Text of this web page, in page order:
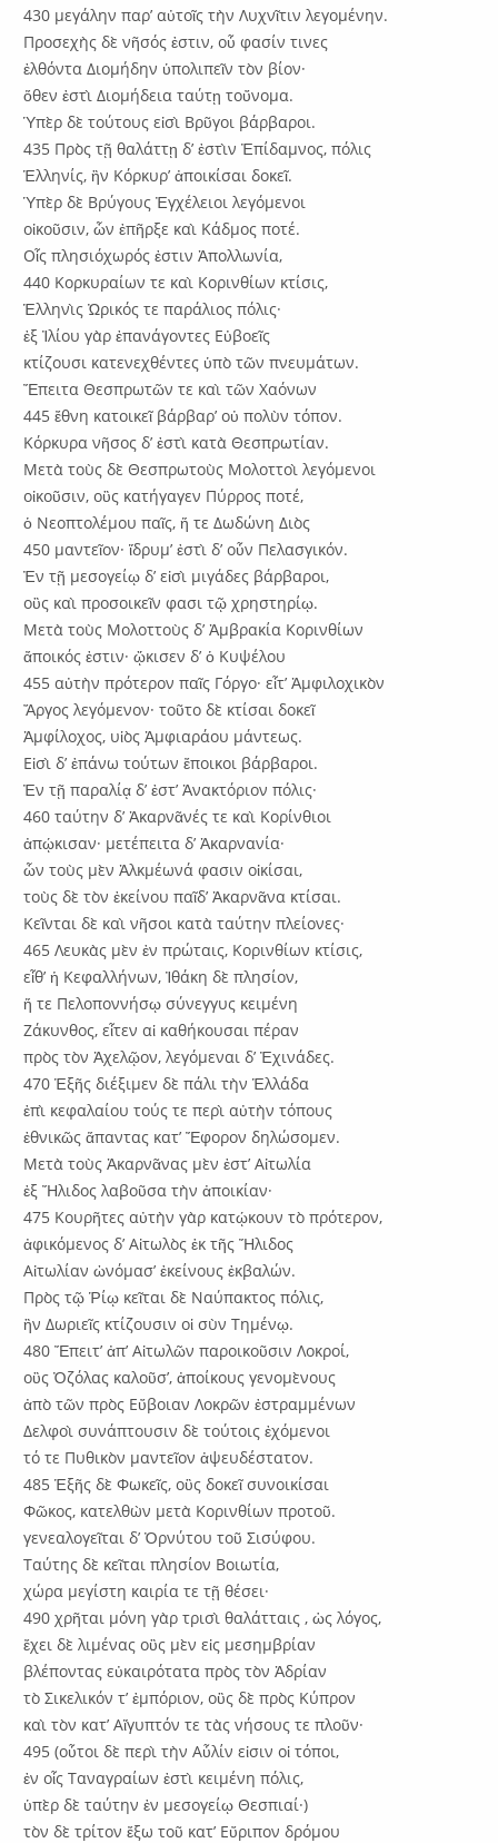
430 μεγάλην παρ’ αὐτοῖς τὴν Λυχνῖτιν λεγομένην.
Προσεχὴς δὲ νῆσός ἐστιν, οὗ φασίν τινες
ἐλθόντα Διομήδην ὑπολιπεῖν τὸν βίον·
ὅθεν ἐστὶ Διομήδεια ταύτῃ τοὔνομα.
Ὑπὲρ δὲ τούτους εἰσὶ Βρῦγοι βάρβαροι.
435 Πρὸς τῇ θαλάττῃ δ’ ἐστὶν Ἐπίδαμνος, πόλις
Ἑλληνίς, ἣν Κόρκυρ’ ἀποικίσαι δοκεῖ.
Ὑπὲρ δὲ Βρύγους Ἐγχέλειοι λεγόμενοι
οἰκοῦσιν, ὧν ἐπῆρξε καὶ Κάδμος ποτέ.
Οἷς πλησιόχωρός ἐστιν Ἀπολλωνία,
440 Κορκυραίων τε καὶ Κορινθίων κτίσις,
Ἑλληνὶς Ὠρικός τε παράλιος πόλις·
ἐξ Ἰλίου γὰρ ἐπανάγοντες Εὐβοεῖς
κτίζουσι κατενεχθέντες ὑπὸ τῶν πνευμάτων.
Ἔπειτα Θεσπρωτῶν τε καὶ τῶν Χαόνων
445 ἔθνη κατοικεῖ βάρβαρ’ οὐ πολὺν τόπον.
Κόρκυρα νῆσος δ’ ἐστὶ κατὰ Θεσπρωτίαν.
Μετὰ τοὺς δὲ Θεσπρωτοὺς Μολοττοὶ λεγόμενοι
οἰκοῦσιν, οὓς κατήγαγεν Πύρρος ποτέ,
ὁ Νεοπτολέμου παῖς, ἥ τε Δωδώνη Διὸς
450 μαντεῖον· ἵδρυμ’ ἐστὶ δ’ οὖν Πελασγικόν.
Ἐν τῇ μεσογείῳ δ’ εἰσὶ μιγάδες βάρβαροι,
οὓς καὶ προσοικεῖν φασι τῷ χρηστηρίῳ.
Μετὰ τοὺς Μολοττοὺς δ’ Ἀμβρακία Κορινθίων
ἄποικός ἐστιν· ᾤκισεν δ’ ὁ Κυψέλου
455 αὐτὴν πρότερον παῖς Γόργο· εἶτ’ Ἀμφιλοχικὸν
Ἄργος λεγόμενον· τοῦτο δὲ κτίσαι δοκεῖ
Ἀμφίλοχος, υἱὸς Ἀμφιαράου μάντεως.
Εἰσὶ δ’ ἐπάνω τούτων ἔποικοι βάρβαροι.
Ἐν τῇ παραλίᾳ δ’ ἐστ’ Ἀνακτόριον πόλις·
460 ταύτην δ’ Ἀκαρνᾶνές τε καὶ Κορίνθιοι
ἀπῴκισαν· μετέπειτα δ’ Ἁκαρνανία·
ὧν τοὺς μὲν Ἀλκμέωνά φασιν οἰκίσαι,
τοὺς δὲ τὸν ἐκείνου παῖδ’ Ἀκαρνᾶνα κτίσαι.
Κεῖνται δὲ καὶ νῆσοι κατὰ ταύτην πλείονες·
465 Λευκὰς μὲν ἐν πρώταις, Κορινθίων κτίσις,
εἷθ’ ἡ Κεφαλλήνων, Ἰθάκη δὲ πλησίον,
ἥ τε Πελοποννήσῳ σύνεγγυς κειμένη
Ζάκυνθος, εἶτεν αἱ καθήκουσαι πέραν
πρὸς τὸν Ἀχελῷον, λεγόμεναι δ’ Ἐχινάδες.
470 Ἑξῆς διέξιμεν δὲ πάλι τὴν Ἑλλάδα
ἐπὶ κεφαλαίου τούς τε περὶ αὐτὴν τόπους
ἐθνικῶς ἅπαντας κατ’ Ἔφορον δηλώσομεν.
Μετὰ τοὺς Ἀκαρνᾶνας μὲν ἐστ’ Αἰτωλία
ἐξ Ἤλιδος λαβοῦσα τὴν ἀποικίαν·
475 Κουρῆτες αὐτὴν γὰρ κατῴκουν τὸ πρότερον,
ἀφικόμενος δ’ Αἰτωλὸς ἑκ τῆς Ἤλιδος
Αἰτωλίαν ὠνόμασ’ ἐκείνους ἐκβαλών.
Πρὸς τῷ Ῥίῳ κεῖται δὲ Ναύπακτος πόλις,
ἣν Δωριεῖς κτίζουσιν οἱ σὺν Τημένῳ.
480 Ἔπειτ’ ἀπ’ Αἰτωλῶν παροικοῦσιν Λοκροί,
οὓς Ὀζόλας καλοῦσ’, ἀποίκους γενομὲνους
ἀπὸ τῶν πρὸς Εὔβοιαν Λοκρῶν ἐστραμμένων
Δελφοὶ συνάπτουσιν δὲ τούτοις ἐχόμενοι
τό τε Πυθικὸν μαντεῖον ἀψευδέστατον.
485 Ἑξῆς δὲ Φωκεῖς, οὓς δοκεῖ συνοικίσαι
Φῶκος, κατελθὼν μετὰ Κορινθίων προτοῦ.
γενεαλογεῖται δ’ Ὀρνύτου τοῦ Σισύφου.
Ταύτης δὲ κεῖται πλησίον Βοιωτία,
χώρα μεγίστη καιρία τε τῇ θέσει·
490 χρῆται μόνη γὰρ τρισὶ θαλάτταις , ὡς λόγος,
ἔχει δὲ λιμένας οὓς μὲν εἰς μεσημβρίαν
βλέποντας εὐκαιρότατα πρὸς τὸν Ἀδρίαν
τὸ Σικελικόν τ’ ἐμπόριον, οὓς δὲ πρὸς Κύπρον
καὶ τὸν κατ’ Αἴγυπτόν τε τὰς νήσους τε πλοῦν·
495 (οὗτοι δὲ περὶ τὴν Αὖλίν εἰσιν οἱ τόποι,
ἐν οἷς Ταναγραίων ἐστὶ κειμένη πόλις,
ὑπὲρ δὲ ταύτην ἐν μεσογείῳ Θεσπιαί·)
τὸν δὲ τρίτον ἔξω τοῦ κατ’ Εὔριπον δρόμου